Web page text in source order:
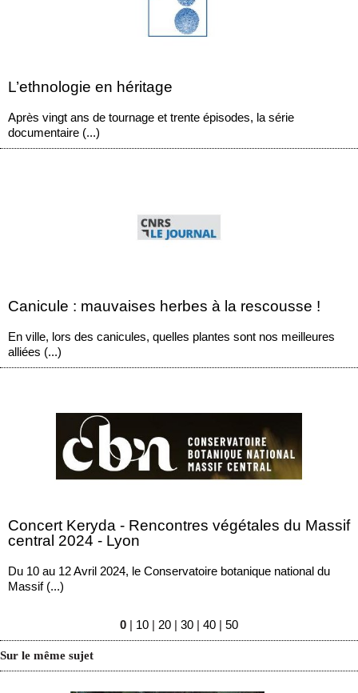
L’ethnologie en héritage
Après vingt ans de tournage et trente épisodes, la série
documentaire (...)
Canicule : mauvaises herbes à la rescousse !
En ville, lors des canicules, quelles plantes sont nos meilleures
alliées (...)
Concert Keryda - Rencontres végétales du Massif
central 2024 - Lyon
Du 10 au 12 Avril 2024, le Conservatoire botanique national du
Massif (...)
0 | 10 | 20 | 30 | 40 | 50
Sur le même sujet